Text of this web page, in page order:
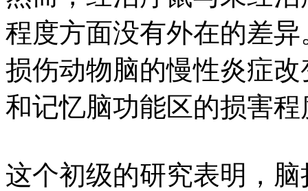
程度方面没有外在的差
损伤动物脑的慢性炎症
和记忆脑功能区的损害
这个初级的研究表明，